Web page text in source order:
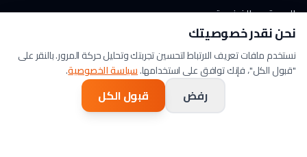
نحن نقدر خصوصيتك
نستخدم ملفات تعريف الارتباط لتحسين تجربتك وتحليل حركة المرور. بالنقر على
"قبول الكل"، فإنك توافق على استخدامها.سياسة الخصوصية.
رفض قبول الكل
العربية ↔ الفرنسية
العربية ↔ الألمانية
العربية ↔ الإسبانية
العربية ↔ الإيطالية
العربية ↔ الهولندية